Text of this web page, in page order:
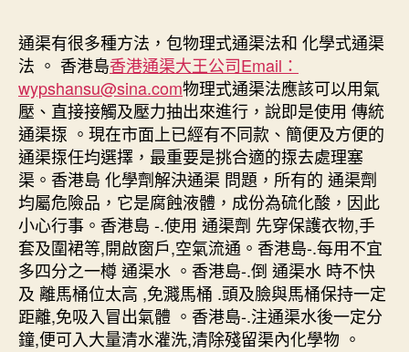
通渠有很多種方法，包物理式通渠法和 化學式通渠
法 。 香港島香港通渠大王公司Email：
wypshansu@sina.com物理式通渠法應該可以用氣
壓、直接接觸及壓力抽出來進行，說即是使用 傳統
通渠揼 。現在市面上已經有不同款、簡便及方便的
通渠揼任均選擇，最重要是挑合適的揼去處理塞
渠。香港島 化學劑解決通渠 問題，所有的 通渠劑
均屬危險品，它是腐蝕液體，成份為硫化酸，因此
小心行事。香港島 -.使用 通渠劑 先穿保護衣物,手
套及圍裙等,開啟窗戶,空氣流通。香港島-.每用不宜
多四分之一樽 通渠水 。香港島-.倒 通渠水 時不快
及 離馬桶位太高 ,免濺馬桶 .頭及臉與馬桶保持一定
距離,免吸入冒出氣體 。香港島-.注通渠水後一定分
鐘,便可入大量清水灌洗,清除殘留渠內化學物 。